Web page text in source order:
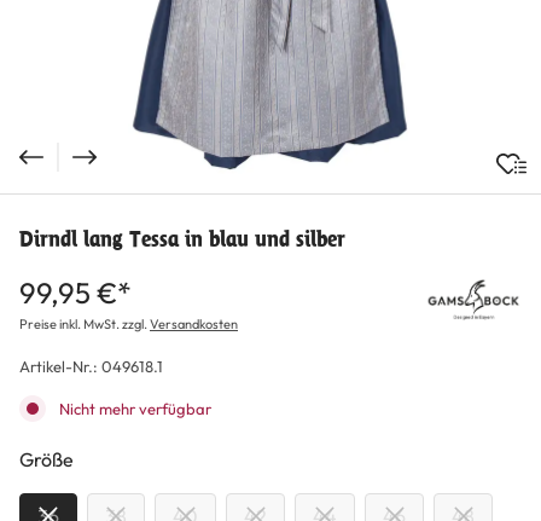
Dirndl lang Tessa in blau und silber
99,95 €*
Preise inkl. MwSt. zzgl.Versandkosten
Artikel-Nr.: 049618.1
Nicht mehr verfügbar
Größe
36 38 40 42 44 46 48